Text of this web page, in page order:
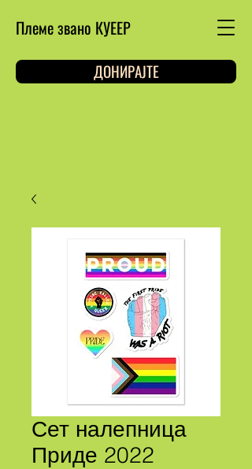
Племе звано КУЕЕР
ДОНИРАЈТЕ
Сет налепница
Приде 2022